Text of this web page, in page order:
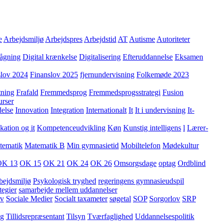
Arbejdsmiljø Arbejdspres Arbejdstid AT Autisme Autoriteter
Digital krænkelse Digitalisering Efteruddannelse Eksamen
2024 Finanslov 2025 fjernundervisning Folkemøde 2023
Frafald Fremmedsprog Fremmedsprogsstrategi Fusion
Innovation Integration Internationalt It It i undervisning It-
og it Kompetenceudvikling Køn Kunstig intelligens l Lærer-
Matematik B Min gymnasietid Mobiltelefon Mødekultur
13 OK 15 OK 21 OK 24 OK 26 Omsorgsdage optag Ordblind
Psykologisk tryghed regeringens gymnasieudspil
samarbejde mellem uddannelser
Sociale Medier Socialt taxameter søgetal SOP Sorgorlov SRP
Tillidsrepræsentant Tilsyn Tværfaglighed Uddannelsespolitik